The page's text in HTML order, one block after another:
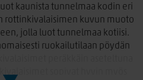
kaunista tunnelmaa kodin eri
rottinkivalaisimen kuvun muoto
jolla luot tunnelmaa kotiisi.
ruokailutilaan pöydän